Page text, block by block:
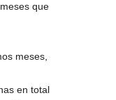
que
meses,
en total